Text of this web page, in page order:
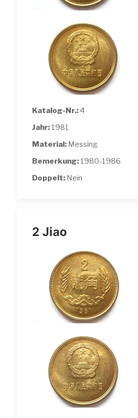
Katalog-Nr.: 4
Jahr: 1981
Material: Messing
Bemerkung: 1980-1986
Doppelt: Nein
2 Jiao